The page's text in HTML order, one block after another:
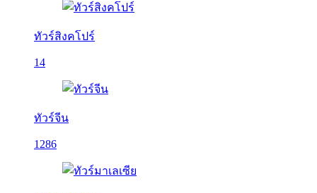
ทัวร์สิงคโปร์
14
ทัวร์จีน
1286